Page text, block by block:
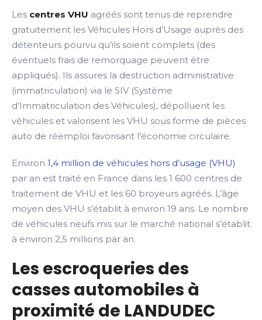
Les centres VHU agréés sont tenus de reprendre
gratuitement les Véhicules Hors d’Usage auprès des
détenteurs pourvu qu’ils soient complets (des
éventuels frais de remorquage peuvent être
appliqués). Ils assures la destruction administrative
(immatriculation) via le SIV (Système
d’Immatriculation des Véhicules), dépolluent les
véhicules et valorisent les VHU sous forme de pièces
auto de réemploi favorisant l’économie circulaire.
Environ 1,4 million de véhicules hors d’usage (VHU)
par an est traité en France dans les 1 600 centres de
traitement de VHU et les 60 broyeurs agréés. L’âge
moyen des VHU s’établit à environ 19 ans. Le nombre
de véhicules neufs mis sur le marché national s’établit
à environ 2,5 millions par an.
Les escroqueries des
casses automobiles à
proximité de LANDUDEC